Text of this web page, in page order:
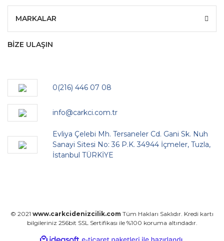
MARKALAR
BİZE ULAŞIN
0(216) 446 07 08
info@carkci.com.tr
Evliya Çelebi Mh. Tersaneler Cd. Gani Sk. Nuh
Sanayi Sitesi No: 36 P.K. 34944 İçmeler, Tuzla,
İstanbul TÜRKİYE
© 2021 www.carkcidenizcilik.com Tüm Hakları Saklıdır. Kredi kartı
bilgileriniz 256bit SSL Sertifikası ile %100 koruma altındadır.